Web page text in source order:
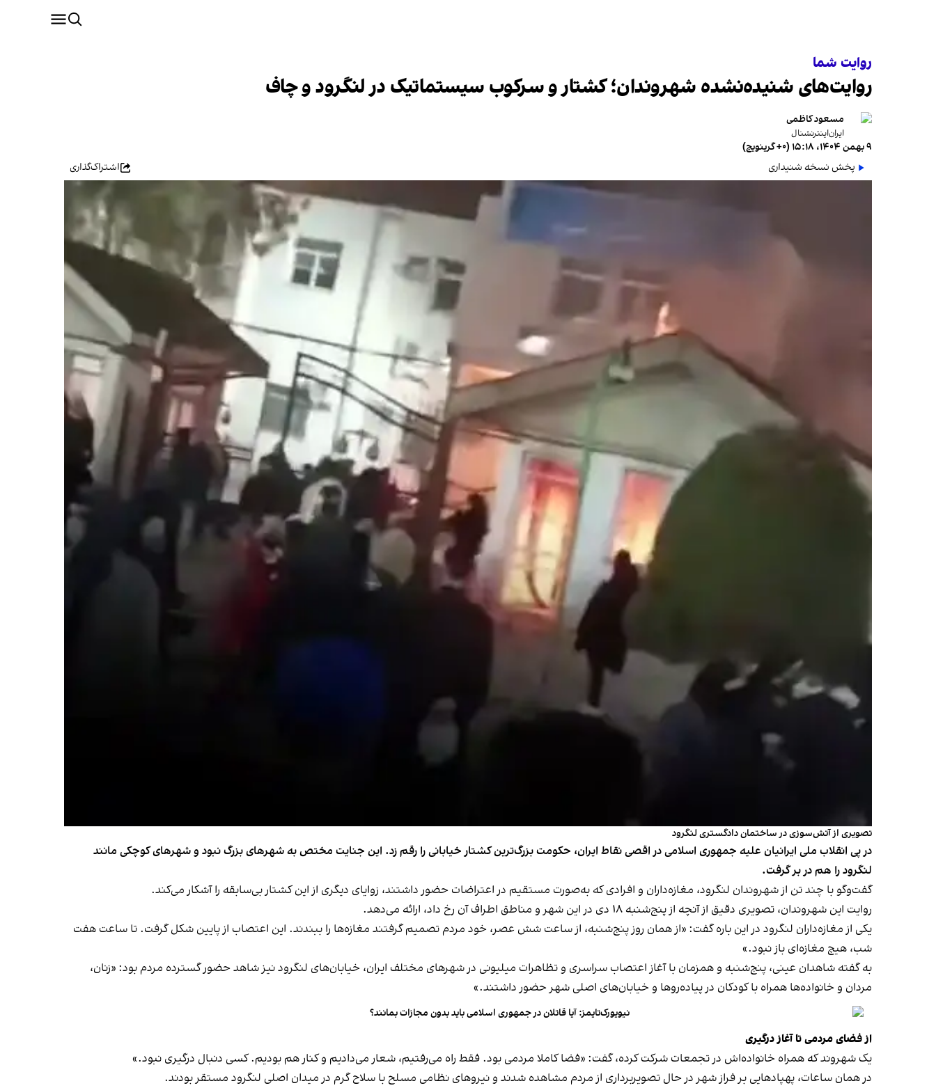
روایت شما
روایت‌های شنیده‌نشده شهروندان؛ کشتار و سرکوب سیستماتیک در لنگرود و چاف
مسعود کاظمی
ایران‌اینترنشنال
۹ بهمن ۱۴۰۴، ۱۵:۱۸ (‎+۰ گرینویچ)
پخش نسخه شنیداری
اشتراک‌گذاری
تصویری از آتش‌سوزی در ساختمان دادگستری لنگرود
در پی انقلاب ملی ایرانیان علیه جمهوری اسلامی در اقصی نقاط ایران، حکومت بزرگ‌ترین کشتار خیابانی را رقم زد. این جنایت مختص به شهرهای بزرگ نبود و شهرهای کوچکی مانند
لنگرود را هم در بر گرفت.
گفت‌وگو با چند تن از شهروندان لنگرود، مغازه‌داران و افرادی که به‌صورت مستقیم در اعتراضات حضور داشتند، زوایای دیگری از این کشتار بی‌سابقه را آشکار می‌کند.
روایت این شهروندان، تصویری دقیق از آنچه از پنج‌شنبه ۱۸ دی در این شهر و مناطق اطراف آن رخ داد، ارائه می‌دهد.
یکی از مغازه‌داران لنگرود در این باره گفت: «از همان روز پنج‌شنبه، از ساعت شش عصر، خود مردم تصمیم گرفتند مغازه‌ها را ببندند. این اعتصاب از پایین شکل گرفت. تا ساعت هفت
شب، هیچ مغازه‌ای باز نبود.»
به گفته شاهدان عینی، پنج‌شنبه و همزمان با آغاز اعتصاب سراسری و تظاهرات میلیونی در شهرهای مختلف ایران، خیابان‌های لنگرود نیز شاهد حضور گسترده مردم بود: «زنان،
مردان و خانواده‌ها همراه با کودکان در پیاده‌روها و خیابان‌های اصلی شهر حضور داشتند.»
نیویورک‌تایمز: آیا قاتلان در جمهوری اسلامی باید بدون مجازات بمانند؟
از فضای مردمی تا آغاز درگیری
یک شهروند که همراه خانواده‌اش در تجمعات شرکت کرده، گفت: «فضا کاملا مردمی بود. فقط راه می‌رفتیم، شعار می‌دادیم و کنار هم بودیم. کسی دنبال درگیری نبود.»
در همان ساعات، پهپادهایی بر فراز شهر در حال تصویربرداری از مردم مشاهده شدند و نیروهای نظامی مسلح با سلاح گرم در میدان اصلی لنگرود مستقر بودند.